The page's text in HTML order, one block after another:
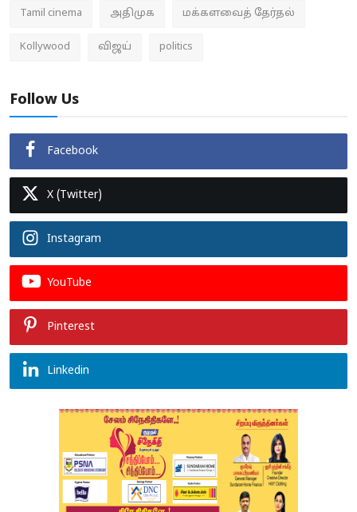
Tamil cinema அதிமுக மக்களவைத் தேர்தல்
Kollywood விஜய் politics
Follow Us
Facebook
X (Twitter)
Instagram
YouTube
Pinterest
Linkedin